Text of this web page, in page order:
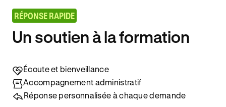
RÉPONSE RAPIDE
Un soutien à la formation
Écoute et bienveillance
Accompagnement administratif
Réponse personnalisée à chaque demande